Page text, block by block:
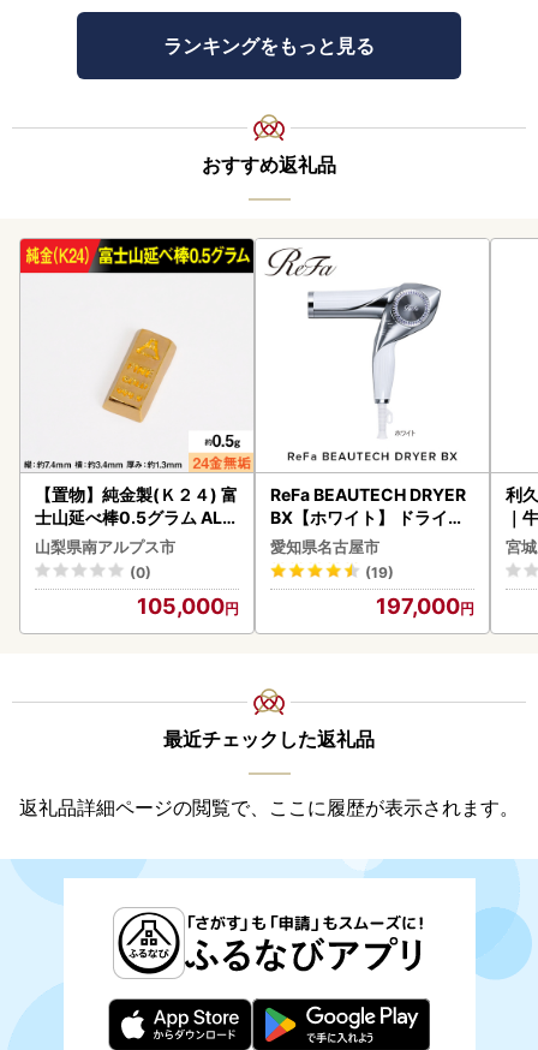
ランキングをもっと見る
おすすめ返礼品
【置物】純金製(Ｋ２４) 富
士山延べ棒0.5グラム ALP
BK181
山梨県南アルプス市
(0)
105,000
ReFa BEAUTECH DRYER
BX【ホワイト】 ドライヤ
ー 美容 家電 ドライヤー リ
ファ
愛知県名古屋市
(19)
197,000
利
｜
宮
最近チェックした返礼品
返礼品詳細ページの閲覧で、ここに履歴が表示されます。